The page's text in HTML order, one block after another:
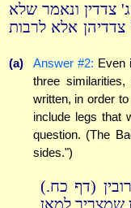
צדדין ונאמר שלא
אלא לרבות
(a) Answer #2: Even
three
written, in order
include legs that
question. (The
sides.")
(דף כח.)
שמצריך למאן